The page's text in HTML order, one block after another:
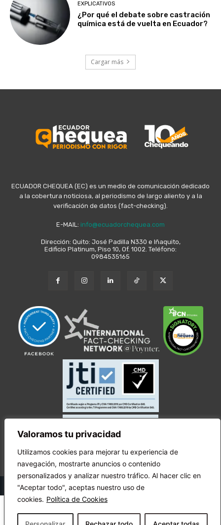
Valoramos tu privacidad
Utilizamos cookies para mejorar tu experiencia de
navegación, mostrarte anuncios o contenido
personalizados y analizar nuestro tráfico. Al hacer clic en
"Aceptar todo", aceptas nuestro uso de
cookies. Política de Cookies
EXPLICATIVOS
¿Por qué el debate sobre castración
química está de vuelta en Ecuador?
Cargar más
ECUADOR CHEQUEA (EC) es un medio de comunicación dedicado
a la cobertura noticiosa, al periodismo de largo aliento y a la
verificación de datos (fact-checking).
E-MAIL: info@ecuadorchequea.com
Dirección: Quito: José Padilla N330 e Iñaquito,
Edificio Platinum, Piso 10, Of. 1002. Teléfono:
0984535165
© Copyright Ecuador Chequea 2025.